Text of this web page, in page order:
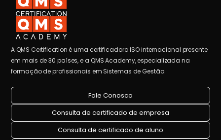
A QMS Certification é uma certificadora ISO internacional presente
em mais de 30 países, e a QMS Academy, especializada na
formação de profissionais em Sistemas de Gestão.
Fale Conosco
Consulta de certificado de empresa
Consulta de certificado de aluno